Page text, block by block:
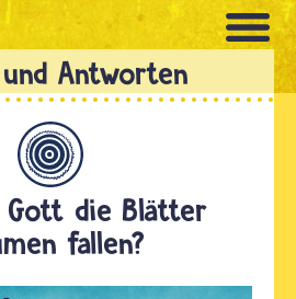
Gott die Blätter
fallen?